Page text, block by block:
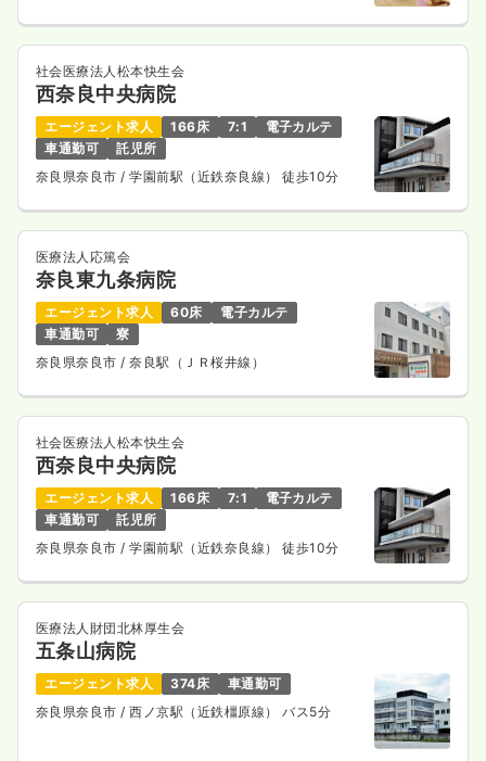
社会医療法人松本快生会
西奈良中央病院
エージェント求人 166床 7:1
電子カルテ
車通勤可
託児所
奈良県奈良市/ 学園前駅（近鉄奈良線） 徒歩10分
医療法人応篤会
奈良東九条病院
エージェント求人 60床
電子カルテ
車通勤可
寮
奈良県奈良市/ 奈良駅（ＪＲ桜井線）
社会医療法人松本快生会
西奈良中央病院
エージェント求人 166床 7:1
電子カルテ
車通勤可
託児所
奈良県奈良市/ 学園前駅（近鉄奈良線） 徒歩10分
医療法人財団北林厚生会
五条山病院
エージェント求人 374床
車通勤可
奈良県奈良市/ 西ノ京駅（近鉄橿原線） バス5分